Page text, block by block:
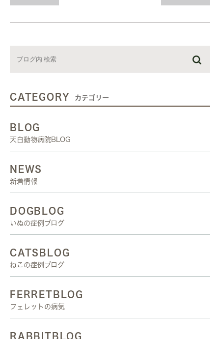
CATEGORY カテゴリー
BLOG
天白動物病院BLOG
NEWS
新着情報
DOGBLOG
いぬの症例ブログ
CATSBLOG
ねこの症例ブログ
FERRETBLOG
フェレットの病気
RABBITBLOG